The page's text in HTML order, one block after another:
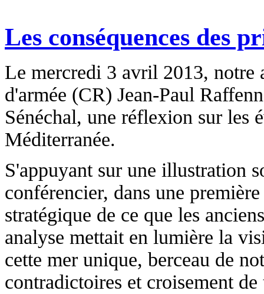
Les conséquences des
Le mercredi 3 avril 2013, notre
d'armée (CR) Jean-Paul
Sénéchal, une réflexion sur les
Méditerranée.
S'appuyant sur une illustration
conférencier, dans une
stratégique de ce que les
analyse mettait en lumière la
cette mer unique, berceau de
contradictoires et croisement